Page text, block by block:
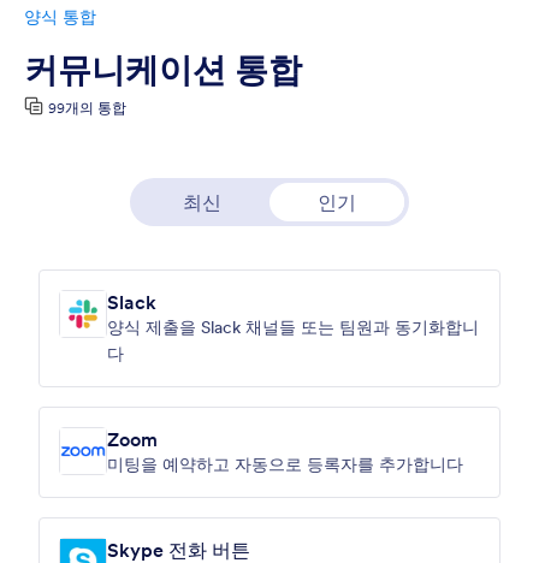
양식 통합
커뮤니케이션 통합
99개의 통합
최신 인기
Slack
양식 제출을 Slack 채널들 또는 팀원과 동기화합니
다
Zoom
미팅을 예약하고 자동으로 등록자를 추가합니다
Skype 전화 버튼